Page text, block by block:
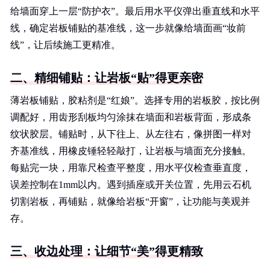
给墙面穿上一层“防护衣”。最后用水平仪弹出垂直线和水平
线，确定岩板铺贴的基准线，这一步就像给墙面画“妆前
线”，让后续施工更精准。
二、精细铺贴：让岩板“贴”得更亲密
薄岩板铺贴，胶粘剂是“红娘”。选择专用的岩板胶，按比例
调配好，用齿形刮板均匀涂抹在墙面和岩板背面，形成条
纹状胶层。铺贴时，从下往上、从左往右，像拼图一样对
齐基准线，用橡皮锤轻轻敲打，让岩板与墙面充分接触。
每贴完一块，用靠尺检查平整度，用水平仪检查垂直度，
误差控制在1mm以内。遇到插座或开关位置，先用云石机
切割岩板，再铺贴，就像给岩板“开窗”，让功能与美观并
存。
三、收边处理：让细节“美”得更精致